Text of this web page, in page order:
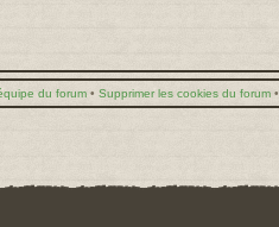
du forum • Supprimer les cookies du forum •